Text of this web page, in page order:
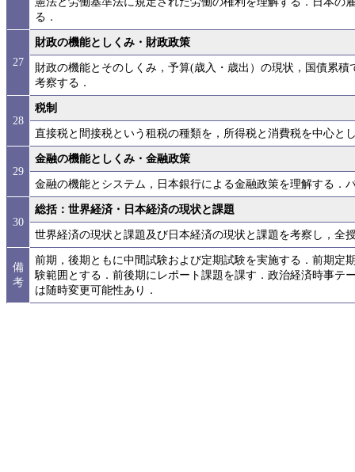
る．
27
財政の機能としくみ・財政政策
財政の機能とそのしくみ，予算(歳入・歳出）の現状，国債累
考察する．
28
税制
直接税と間接税という租税の種類を，所得税と消費税を中心と
29
金融の機能としくみ・金融政策
金融の機能とシステム，日本銀行による金融政策を理解する．
30
総括：世界経済・日本経済の現状と課題
世界経済の現状と課題及び日本経済の現状と課題を考察し，全
備
考
前期，後期ともに中間試験および定期試験を実施する．前期定
験範囲とする．前後期にレポート課題を課す．政治経済時事テ
は随時変更可能性あり．